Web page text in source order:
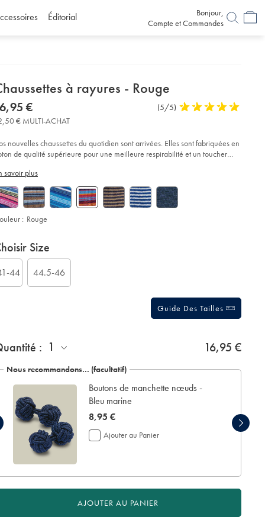
Éditorial
Bonjour,
Compte et Commandes
à rayures - Rouge
www.charlestyrwhitt.com/fr/chaussettes-
ACK0435MRE.html?
€
Commentaires
(5/5) 5
5
stars
€ MULTI-ACHAT
nouvelles chaussettes du quotidien sont arrivées. Elles sont fabriquées en
de qualité supérieure pour une meilleure respirabilité et un toucher
savoir plus
: Rouge
Size
44 44.5-46
Guide Des Tailles
présentation:
: 1 16,95 €
Nous recommandons… (facultatif)
Boutons de manchette nœuds -
Bleu marine
now
8,95
€
8,95 €
Ajouter au Panier
AJOUTER AU PANIER